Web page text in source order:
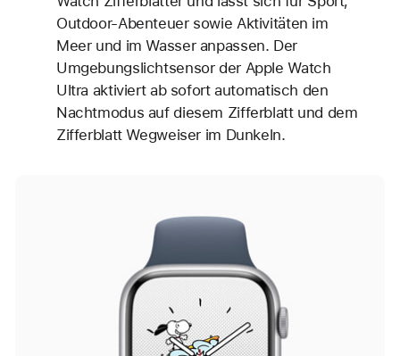
Outdoor-Abenteuer sowie Aktivitäten im
Meer und im Wasser anpassen. Der
Umgebungslichtsensor der Apple Watch
Ultra aktiviert ab sofort automatisch den
Nachtmodus auf diesem Zifferblatt und dem
Zifferblatt Wegweiser im Dunkeln.